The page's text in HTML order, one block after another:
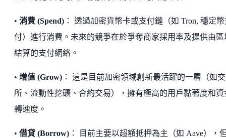
• 消費 (Spend) ： 透過加密貨幣卡或支付鏈（如 Tron, 穩定
付）進行消費。未來的競爭在於爭奪商家採用率及提供由區
結算的支付網絡。
• 增值 (Grow) ： 這是目前加密領域創新最活躍的一層（如
所、流動性挖礦、合約交易），擁有極高的用戶黏著度和資
轉速度。
• 借貸 (Borrow) ： 目前主要以超額抵押為主（如 Aave），